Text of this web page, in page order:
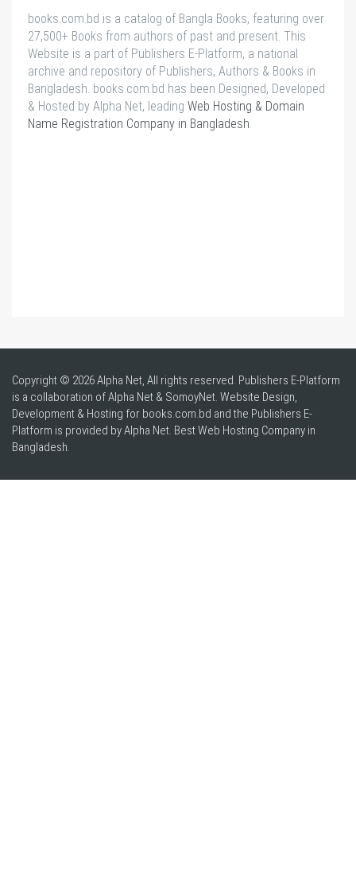
books.com.bd is a catalog of Bangla Books, featuring over
27,500+ Books from authors of past and present. This
Website is a part of Publishers E-Platform, a national
archive and repository of Publishers, Authors & Books in
Bangladesh. books.com.bd has been Designed, Developed
& Hosted by Alpha Net, leading Web Hosting & Domain
Name Registration Company in Bangladesh.
Copyright © 2026 Alpha Net, All rights reserved. Publishers E-Platform
is a collaboration of Alpha Net & SomoyNet. Website Design,
Development & Hosting for books.com.bd and the Publishers E-
Platform is provided by Alpha Net. BestWeb Hosting Company in
Bangladesh.